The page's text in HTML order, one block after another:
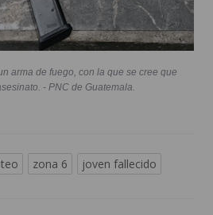
arma de fuego, con la que se cree que
- PNC de Guatemala.
zona 6 joven fallecido